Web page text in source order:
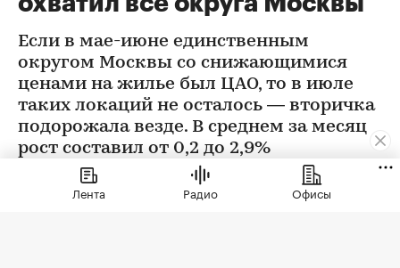
Если в мае-июне единственным
округом Москвы со снижающимися
ценами на жилье был ЦАО, то в июле
таких локаций не осталось — вторичка
подорожала везде. В среднем за месяц
рост составил от 0,2 до 2,9%
Лента Радио Офисы